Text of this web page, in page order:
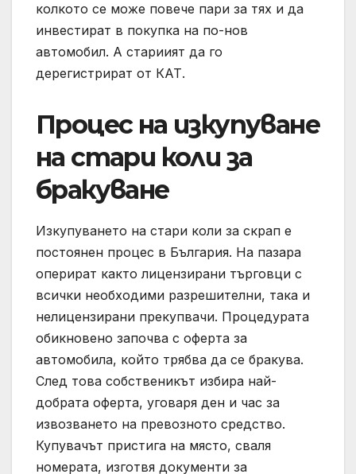
колкото се може повече пари за тях и да
инвестират в покупка на по-нов
автомобил. А стариият да го
дерегистрират от КАТ.
Процес на изкупуване
на стари коли за
бракуване
Изкупуването на стари коли за скрап е
постоянен процес в България. На пазара
оперират както лицензирани търговци с
всички необходими разрешителни, така и
нелицензирани прекупвачи. Процедурата
обикновено започва с оферта за
автомобила, който трябва да се бракува.
След това собственикът избира най-
добрата оферта, уговаря ден и час за
извозването на превозното средство.
Купувачът пристига на място, сваля
номерата, изготвя документи за